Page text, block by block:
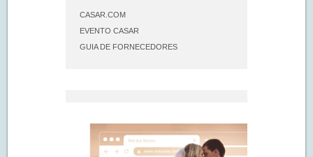
CASAR.COM
EVENTO CASAR
GUIA DE FORNECEDORES